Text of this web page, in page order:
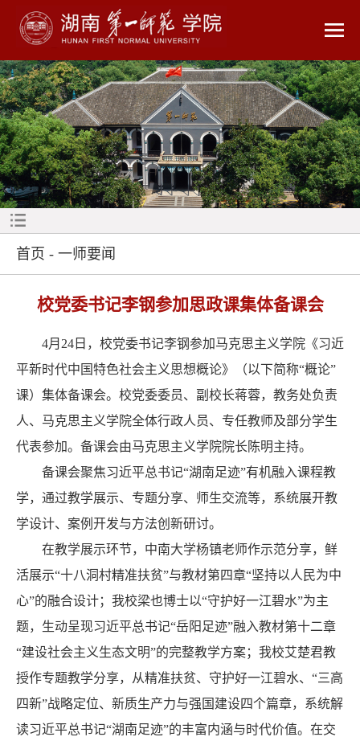
首页 - 一师要闻
校党委书记李钢参加思政课集体备课会
4月24日，校党委书记李钢参加马克思主义学院《习近
平新时代中国特色社会主义思想概论》（以下简称“概论”
课）集体备课会。校党委委员、副校长蒋蓉，教务处负责
人、马克思主义学院全体行政人员、专任教师及部分学生
代表参加。备课会由马克思主义学院院长陈明主持。
备课会聚焦习近平总书记“湖南足迹”有机融入课程教
学，通过教学展示、专题分享、师生交流等，系统展开教
学设计、案例开发与方法创新研讨。
在教学展示环节，中南大学杨镇老师作示范分享，鲜
活展示“十八洞村精准扶贫”与教材第四章“坚持以人民为中
心”的融合设计；我校梁也博士以“守护好一江碧水”为主
题，生动呈现习近平总书记“岳阳足迹”融入教材第十二章
“建设社会主义生态文明”的完整教学方案；我校艾楚君教
授作专题教学分享，从精准扶贫、守护好一江碧水、“三高
四新”战略定位、新质生产力与强国建设四个篇章，系统解
读习近平总书记“湖南足迹”的丰富内涵与时代价值。在交